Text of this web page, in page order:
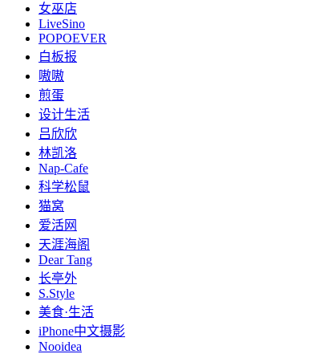
女巫店
LiveSino
POPOEVER
白板报
嗷嗷
煎蛋
设计生活
吕欣欣
林凯洛
Nap-Cafe
科学松鼠
猫窝
爱活网
天涯海阁
Dear Tang
长亭外
S.Style
美食·生活
iPhone中文摄影
Nooidea